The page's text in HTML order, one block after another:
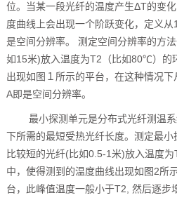
位。当某一段光纤的温度产生ΔT的变
度曲线上会出现一个阶跃变化，定义
是空间分辨率。 测定空间分辨率的方
如15米)放入温度为T2（比如80℃）的
出现如图１所示的平台，在这种情况
A即是空间分辨率。
最小探测单元是分布式光纤测温
下所需的最短受热光纤长度。测定最
比较短的光纤(比如0.5-1米)放入温度
中，使得测到的温度曲线出现如图2所
台，此峰值温度一般小于T2, 然后逐步